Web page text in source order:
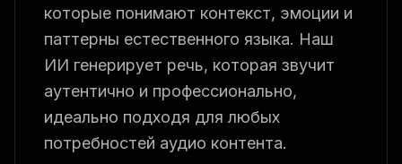
которые понимают контекст, эмоции и
паттерны естественного языка. Наш
ИИ генерирует речь, которая звучит
аутентично и профессионально,
идеально подходя для любых
потребностей аудио контента.